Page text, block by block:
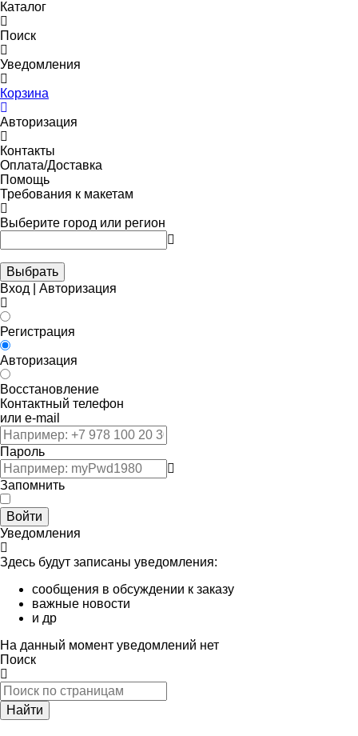
Каталог
Поиск
Уведомления
Корзина
Авторизация
Контакты
Оплата/Доставка
Помощь
Требования к макетам
Выберите город или регион
Выбрать
Вход | Авторизация
Регистрация
Авторизация
Восстановление
Контактный телефон
или e-mail
Пароль
Запомнить
Войти
Уведомления
Здесь будут записаны уведомления:
сообщения в обсуждении к заказу
важные новости
и др
На данный момент уведомлений нет
Поиск
Найти